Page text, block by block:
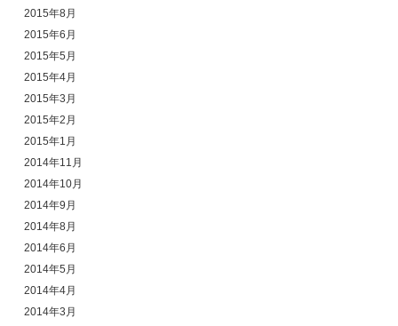
2015年8月
2015年6月
2015年5月
2015年4月
2015年3月
2015年2月
2015年1月
2014年11月
2014年10月
2014年9月
2014年8月
2014年6月
2014年5月
2014年4月
2014年3月